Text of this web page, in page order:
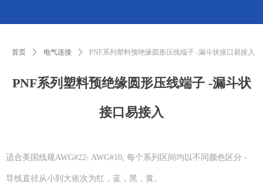
首页 ꄲ 电气连接 ꄲ PNF系列塑料预绝缘圆形压线端子 -漏斗状接口易接入
PNF系列塑料预绝缘圆形压线端子 -漏斗状
接口易接入
适合美国线规AWG#22- AWG#10, 每个系列区间均以不同颜色区分 -
导线直径从小到大依次为红，蓝，黑，黄。